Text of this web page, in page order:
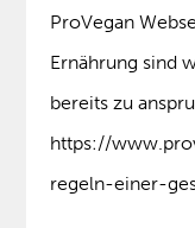
ProVegan
Ernährung sind
bereits zu
https://
regeln-einer-